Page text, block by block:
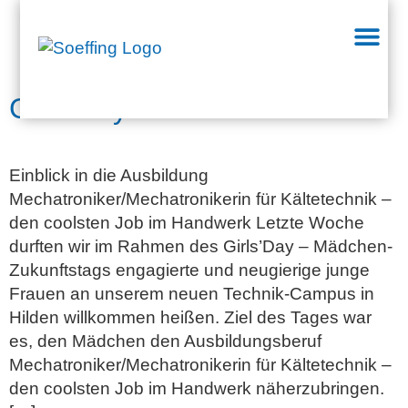
Schlagwort:
MädchenZukunftstag
Girls’Day 2026
Einblick in die Ausbildung
Mechatroniker/Mechatronikerin für Kältetechnik –
den coolsten Job im Handwerk Letzte Woche
durften wir im Rahmen des Girls’Day – Mädchen-
Zukunftstags engagierte und neugierige junge
Frauen an unserem neuen Technik-Campus in
Hilden willkommen heißen. Ziel des Tages war
es, den Mädchen den Ausbildungsberuf
Mechatroniker/Mechatronikerin für Kältetechnik –
den coolsten Job im Handwerk näherzubringen.